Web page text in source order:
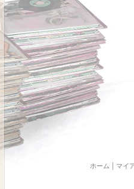
ホーム マイ